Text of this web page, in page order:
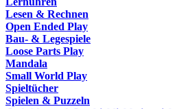
Lesen & Rechnen
Open Ended Play
Bau- & Legespiele
Loose Parts Play
Mandala
Small World Play
Spieltücher
Spielen & Puzzeln